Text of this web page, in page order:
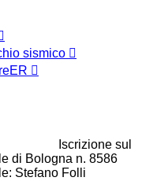
sismico
Iscrizione sul
di Bologna n. 8586
Stefano Folli